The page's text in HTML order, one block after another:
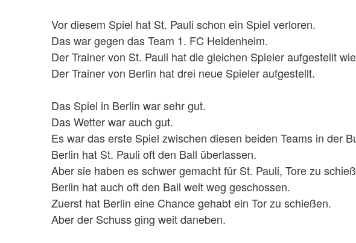
Vor diesem Spiel hat St. Pauli schon ein Spiel verloren.
Das war gegen das Team 1. FC Heidenheim.
Der Trainer von St. Pauli hat die gleichen Spieler aufgestellt
Der Trainer von Berlin hat drei neue Spieler aufgestellt.
Das Spiel in Berlin war sehr gut.
Das Wetter war auch gut.
Es war das erste Spiel zwischen diesen beiden Teams in der
Berlin hat St. Pauli oft den Ball überlassen.
Aber sie haben es schwer gemacht für St. Pauli, Tore zu
Berlin hat auch oft den Ball weit weg geschossen.
Zuerst hat Berlin eine Chance gehabt ein Tor zu schießen.
Aber der Schuss ging weit daneben.